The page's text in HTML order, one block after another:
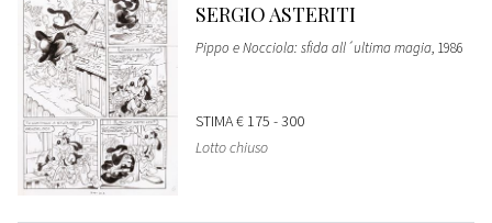
SERGIO ASTERITI
Pippo e Nocciola: sfida all´ultima magia, 1986
STIMA€ 175 - 300
Lotto chiuso